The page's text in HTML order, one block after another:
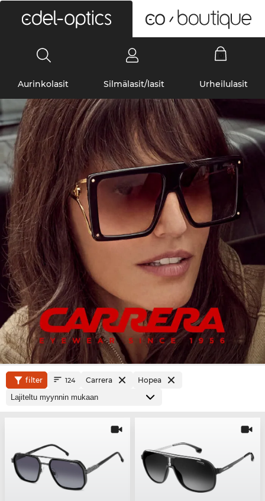
Aurinkolasit Silmälasit/lasit Urheilulasit
filter 124 Carrera Hopea